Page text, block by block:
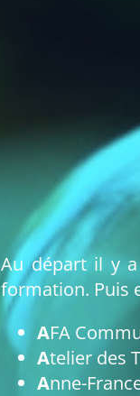
Au départ il y
formation. Puis
AFA
Atelier des
Anne-